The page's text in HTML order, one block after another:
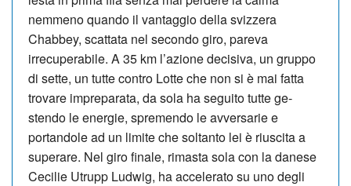
nemmeno quando il vantaggio della svizzera
Chabbey, scattata nel secondo giro, pareva
irrecuperabile. A 35 km l’azione decisiva, un gruppo
di sette, un tutte contro Lotte che non si è mai fatta
trovare im­preparata, da sola ha seguito tutte ge­
stendo le energie, spremendo le avversarie e
portandole ad un limite che soltanto lei è riuscita a
superare. Nel giro finale, ri­masta sola con la danese
Ce­cilie Utrupp Lud­wig, ha accelerato su uno degli